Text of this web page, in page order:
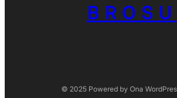
BROSU
© 2025 Powered by Ona